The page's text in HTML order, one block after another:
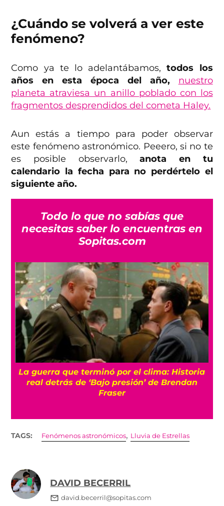
¿Cuándo se volverá a ver este
fenómeno?
Como ya te lo adelantábamos, todos los
años en esta época del año,
nuestro
planeta atraviesa un anillo poblado con los
fragmentos desprendidos del cometa Haley.
Aun estás a tiempo para poder observar
este fenómeno astronómico. Peeero, si no te
es posible observarlo,anota en tu
calendario la fecha para no perdértelo el
siguiente año.
Todo lo que no sabías que
necesitas saber lo encuentras en
Sopitas.com
La guerra que terminó por el clima: Historia
real detrás de ‘Bajo presión’ de Brendan
Fraser
TAGS: Fenómenos astronómicos, Lluvia de Estrellas
DAVID BECERRIL
david.becerril@sopitas.com